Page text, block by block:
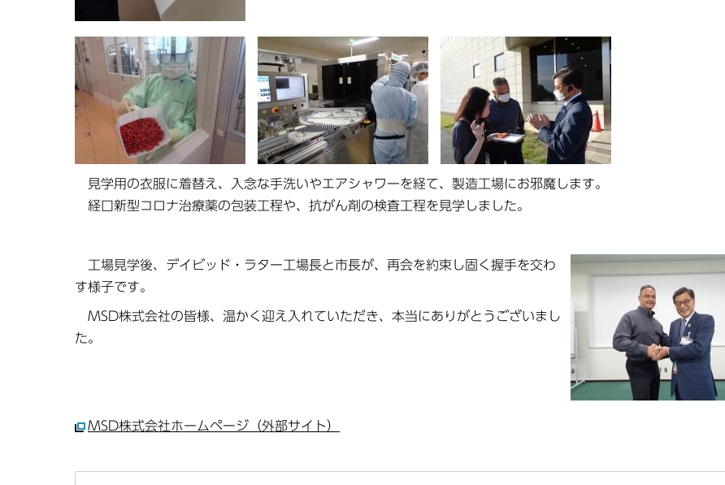
見学用の衣服に着替え、入念な手洗いやエアシャワーを経て、製造工場にお邪魔します。
経口新型コロナ治療薬の包装工程や、抗がん剤の検査工程を見学しました。
工場見学後、デイビッド・ラター工場長と市長が、再会を約束し固く握手を交わ
す様子です。
MSD株式会社の皆様、温かく迎え入れていただき、本当にありがとうございまし
た。
MSD株式会社ホームページ（外部サイト）